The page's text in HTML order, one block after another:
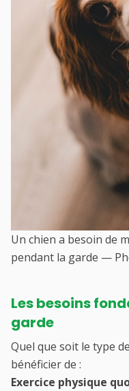
Un chien a besoin de
pendant la garde —
Les besoins
garde
Quel que soit le type
bénéficier de :
Exercice physique